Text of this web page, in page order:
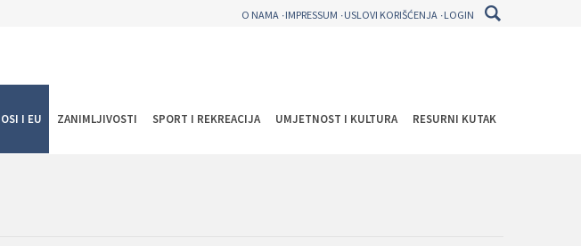
O NAMA IMPRESSUM USLOVI KORIŠĆENJA LOGIN
OSI I EU ZANIMLJIVOSTI SPORT I REKREACIJA UMJETNOST I KULTURA RESURNI KUTAK